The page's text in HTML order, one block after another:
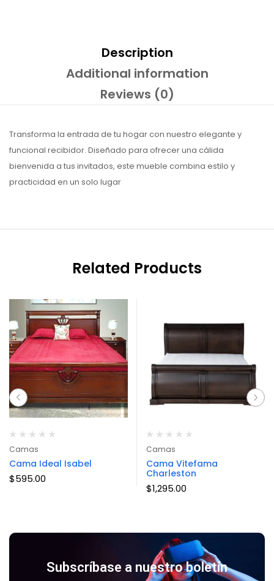
Description
Additional information
Reviews (0)
Transforma la entrada de tu hogar con nuestro elegante y
funcional recibidor. Diseñado para ofrecer una cálida
bienvenida a tus invitados, este mueble combina estilo y
practicidad en un solo lugar
Related Products
Camas
Cama Ideal Isabel
$595.00
Camas
Cama Vitefama
Charleston
$1,295.00
Subscríbase a nuestro boletín